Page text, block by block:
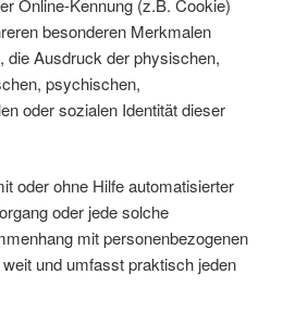
besonderen Merkmalen
die Ausdruck der physischen,
psychischen,
oder sozialen Identität dieser
oder ohne Hilfe automatisierter
oder jede solche
mit personenbezogenen
und umfasst praktisch jeden